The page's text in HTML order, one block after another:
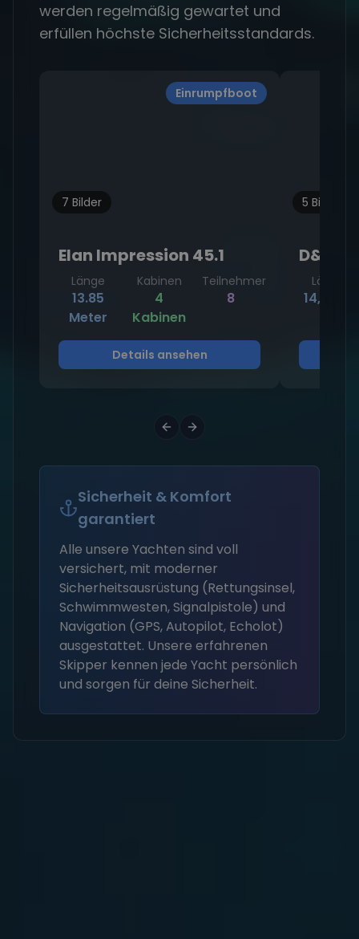
werden regelmäßig gewartet und
erfüllen höchste Sicherheitsstandards.
Einrumpfboot
7 Bilder
Elan Impression 45.1
Länge
13.85
Meter
Kabinen
4
Kabinen
Teilnehmer
8
Details ansehen
5 Bilder
D&D
Länge
14,93 m
Sicherheit & Komfort
garantiert
Alle unsere Yachten sind voll
versichert, mit moderner
Sicherheitsausrüstung (Rettungsinsel,
Schwimmwesten, Signalpistole) und
Navigation (GPS, Autopilot, Echolot)
ausgestattet. Unsere erfahrenen
Skipper kennen jede Yacht persönlich
und sorgen für deine Sicherheit.